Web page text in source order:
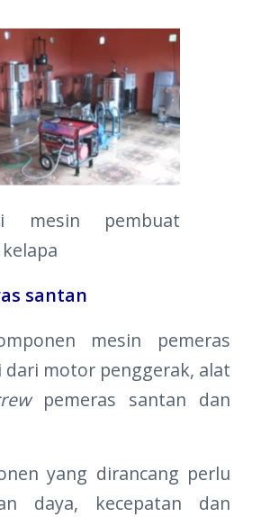
mesin pembuat
santan
mesin pemeras
motor penggerak, alat
pemeras santan dan
yang dirancang perlu
daya, kecepatan dan